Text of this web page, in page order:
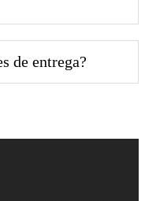
de entrega?